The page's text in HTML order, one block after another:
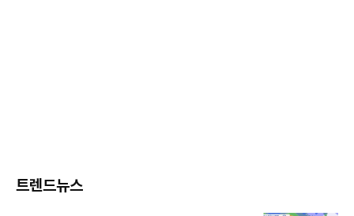
트렌드뉴스